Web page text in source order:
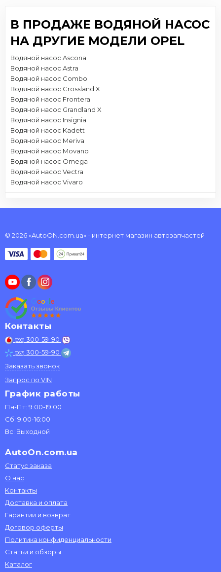
В ПРОДАЖЕ ВОДЯНОЙ НАСОС
НА ДРУГИЕ МОДЕЛИ OPEL
Водяной насос Ascona
Водяной насос Astra
Водяной насос Combo
Водяной насос Crossland X
Водяной насос Frontera
Водяной насос Grandland X
Водяной насос Insignia
Водяной насос Kadett
Водяной насос Meriva
Водяной насос Movano
Водяной насос Omega
Водяной насос Vectra
Водяной насос Vivaro
© 2026 «AutoON.com.ua» - интернет магазин автозапчастей
Контакты
(099) 300-59-90
(067) 300-59-90
Заказать звонок
Запрос по VIN
График работы
Пн-Пт: 9:00-19:00
Сб: 9:00-16:00
Вс: Выходной
AutoOn.com.ua
Статус заказа
О нас
Контакты
Доставка и оплата
Гарантии и возврат
Договор оферты
Политика конфиденциальности
Статьи и обзоры
Каталог